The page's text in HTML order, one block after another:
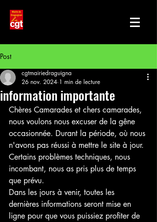
Post
information importante
cgtmairiedraguigna
26 nov. 2024 1 min de lecture
Chères Camarades et chers camarades,
nous voulons nous excuser de la gêne
occasionnée. Durant la période, où nous
n'avons pas réussi à mettre le site à jour.
Certains problèmes techniques, nous
incombant, nous as pris plus de temps
que prévu.
Dans les jours à venir, toutes les
dernières informations seront mise en
ligne pour que vous puissiez profiter de